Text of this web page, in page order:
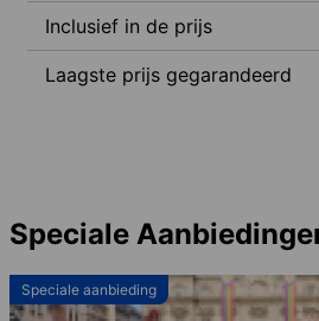
Inclusief in de prijs
Laagste prijs gegarandeerd
Speciale
Speciale aanbieding